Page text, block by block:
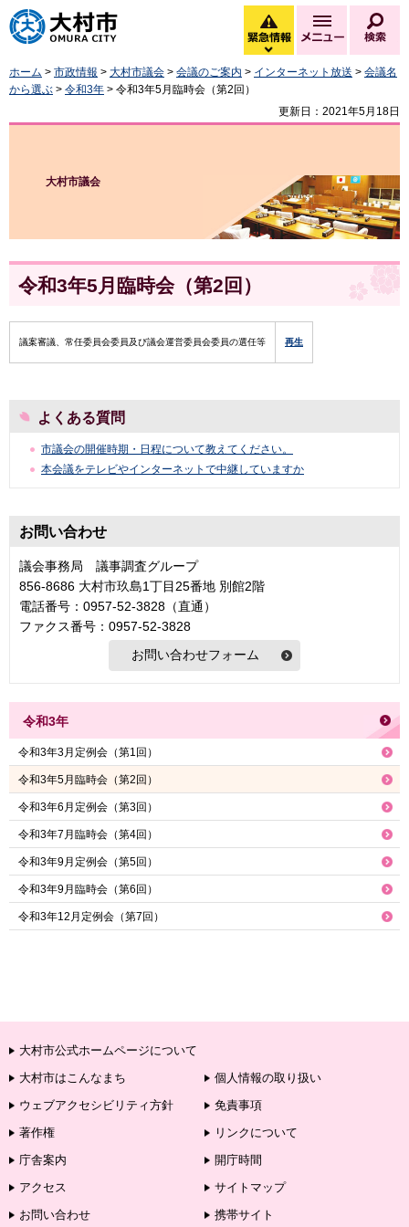
大村市
緊急情報
緊急情報を開く
メニュー
ホーム > 市政情報 > 大村市議会 > 会議のご案内 > インターネット放送 > 会議名
から選ぶ > 令和3年 > 令和3年5月臨時会（第2回）
更新日：2021年5月18日
大村市議会
令和3年5月臨時会（第2回）
議案審議、常任委員会委員及び議会運営委員会委員の選任等 再生
よくある質問
市議会の開催時期・日程について教えてください。
本会議をテレビやインターネットで中継していますか
お問い合わせ
議会事務局 議事調査グループ
856-8686 大村市玖島1丁目25番地 別館2階
電話番号：0957-52-3828（直通）
ファクス番号：0957-52-3828
令和3年
令和3年3月定例会（第1回）
令和3年5月臨時会（第2回）
令和3年6月定例会（第3回）
令和3年7月臨時会（第4回）
令和3年9月定例会（第5回）
令和3年9月臨時会（第6回）
令和3年12月定例会（第7回）
大村市公式ホームページについて
大村市はこんなまち
個人情報の取り扱い
ウェブアクセシビリティ方針
免責事項
著作権
リンクについて
庁舎案内
開庁時間
アクセス
サイトマップ
お問い合わせ
携帯サイト